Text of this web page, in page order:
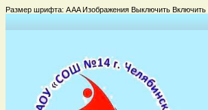
Размер шрифта: AAAИзображения Выключить Включить